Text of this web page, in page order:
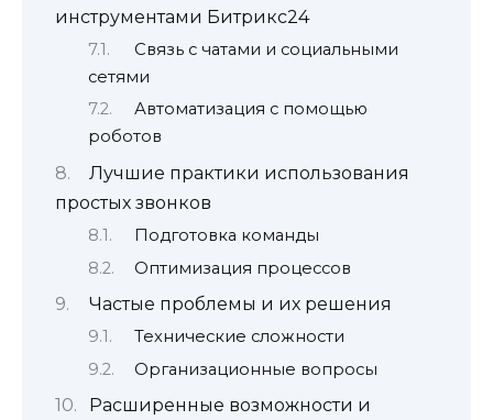
инструментами Битрикс24
Связь с чатами и социальными
сетями
Автоматизация с помощью
роботов
Лучшие практики использования
простых звонков
Подготовка команды
Оптимизация процессов
Частые проблемы и их решения
Технические сложности
Организационные вопросы
Расширенные возможности и